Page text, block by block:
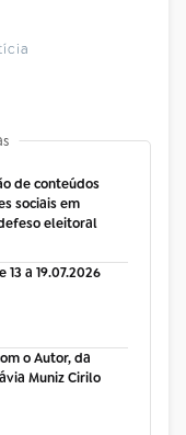
de conteúdos
sociais em
eleitoral
a 19.07.2026
o Autor, da
Muniz Cirilo